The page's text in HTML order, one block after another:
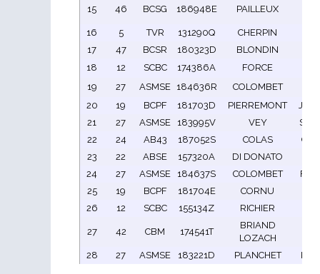
15 46 BCSG 186948E PAILLEUX
16
5 TVR 131290Q CHERPIN
17
47 BCSR 180323D BLONDIN
18
12 SCBC 174386A FORCE
19
27 ASMSE 184636R COLOMBET
20
19 BCPF 181703D PIERREMONT
21
27 ASMSE 183995V VEY
22
24 AB43 187052S COLAS
23
22 ABSE 157320A DI DONATO
24
27 ASMSE 184637S COLOMBET
25
19 BCPF 181704E CORNU
26
12 SCBC 155134Z RICHIER
27 42 CBM 174541T
BRIAND
LOZACH
28 27 ASMSE 183221D PLANCHET